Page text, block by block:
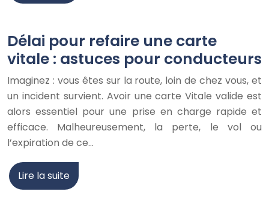
Délai pour refaire une carte
vitale : astuces pour conducteurs
Imaginez : vous êtes sur la route, loin de chez vous, et
un incident survient. Avoir une carte Vitale valide est
alors essentiel pour une prise en charge rapide et
efficace. Malheureusement, la perte, le vol ou
l’expiration de ce…
Lire la suite